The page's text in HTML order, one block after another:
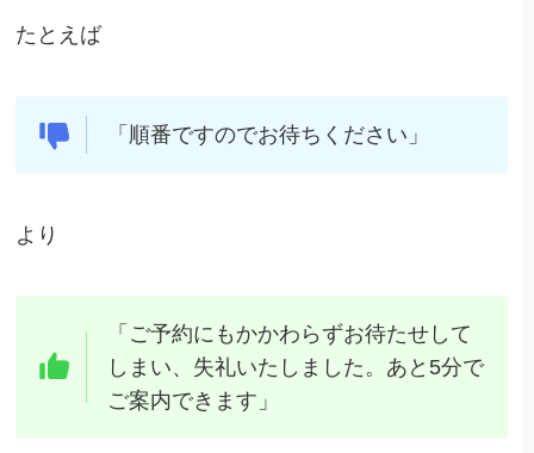
たとえば
「順番ですのでお待ちください」
より
「ご予約にもかかわらずお待たせして
しまい、失礼いたしました。あと5分で
ご案内できます」